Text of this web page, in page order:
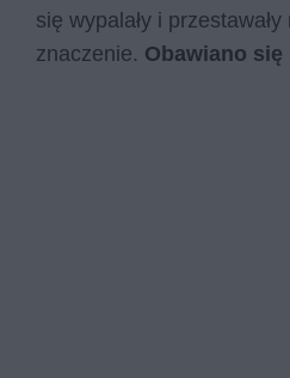
się wypalały i
znaczenie. Obawiano się